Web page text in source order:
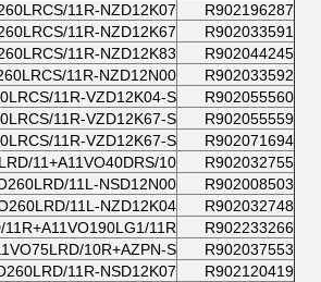
R902196287
11R-NZD12K07
R902033591
11R-NZD12K67
R902044245
11R-NZD12K83
R902033592
11R-NZD12N00
R902055560
11R-VZD12K04-S
R902055559
11R-VZD12K67-S
R902071694
11R-VZD12K67-S
R902032755
11+A11VO40DRS/10
R902008503
11L-NSD12N00
R902032748
11L-NZD12K04
R902233266
11R
R902037553
10R+AZPN-S
R902120419
11R-NSD12K07